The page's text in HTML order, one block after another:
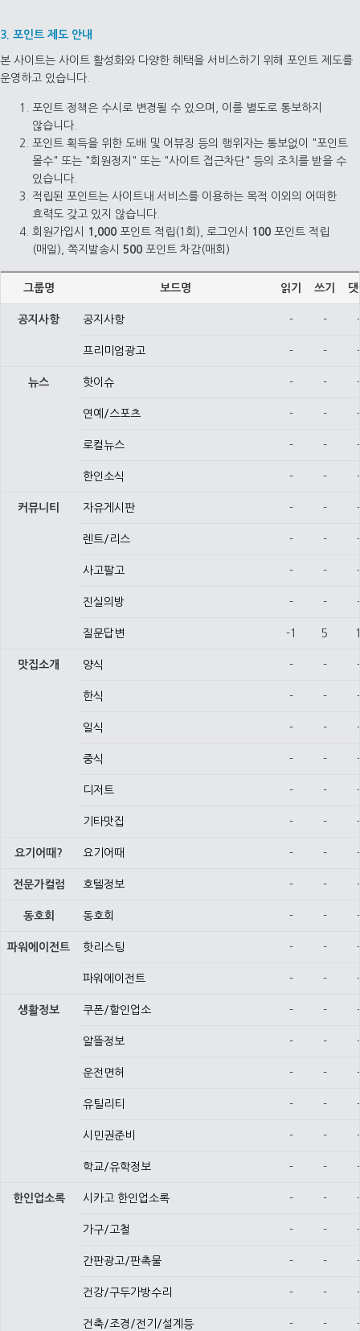
3. 포인트 제도 안내
본 사이트는 사이트 활성화와 다양한 혜택을 서비스하기 위해 포인트 제도를
운영하고 있습니다.
포인트 정책은 수시로 변경될 수 있으며, 이를 별도로 통보하지
않습니다.
포인트 획득을 위한 도배 및 어뷰징 등의 행위자는 통보없이 "포인트
몰수" 또는 "회원정지" 또는 "사이트 접근차단" 등의 조치를 받을 수
있습니다.
적립된 포인트는 사이트내 서비스를 이용하는 목적 이외의 어떠한
효력도 갖고 있지 않습니다.
회원가입시
1,000 포인트 적립(1회), 로그인시 100 포인트 적립
(매일), 쪽지발송시 500 포인트 차감(매회)
그룹명 보드명 읽기 쓰기
공지사항 공지사항 - - -
프리미엄광고 - - -
뉴스 핫이슈 - - -
연예/스포츠 - - -
로컬뉴스 - - -
한인소식 - - -
커뮤니티 자유게시판 - - -
렌트/리스 - - -
사고팔고 - - -
진실의방 - - -
질문답변 -1 5
맛집소개 양식 - - -
한식 - - -
일식 - - -
중식 - - -
디저트 - - -
기타맛집 - - -
요기어때? 요기어때 - - -
전문가컬럼 호텔정보 - - -
동호회 동호회 - - -
파워에이전트 핫리스팅 - - -
파워에이전트 - - -
생활정보 쿠폰/할인업소 - - -
알뜰정보 - - -
운전면허 - - -
유틸리티 - - -
시민권준비 - - -
학교/유학정보 - - -
한인업소록 시카고 한인업소록 - - -
가구/고철 - - -
간판광고/판촉물 - - -
건강/구두가방수리 - - -
건축/조경/전기/설계등 - - -